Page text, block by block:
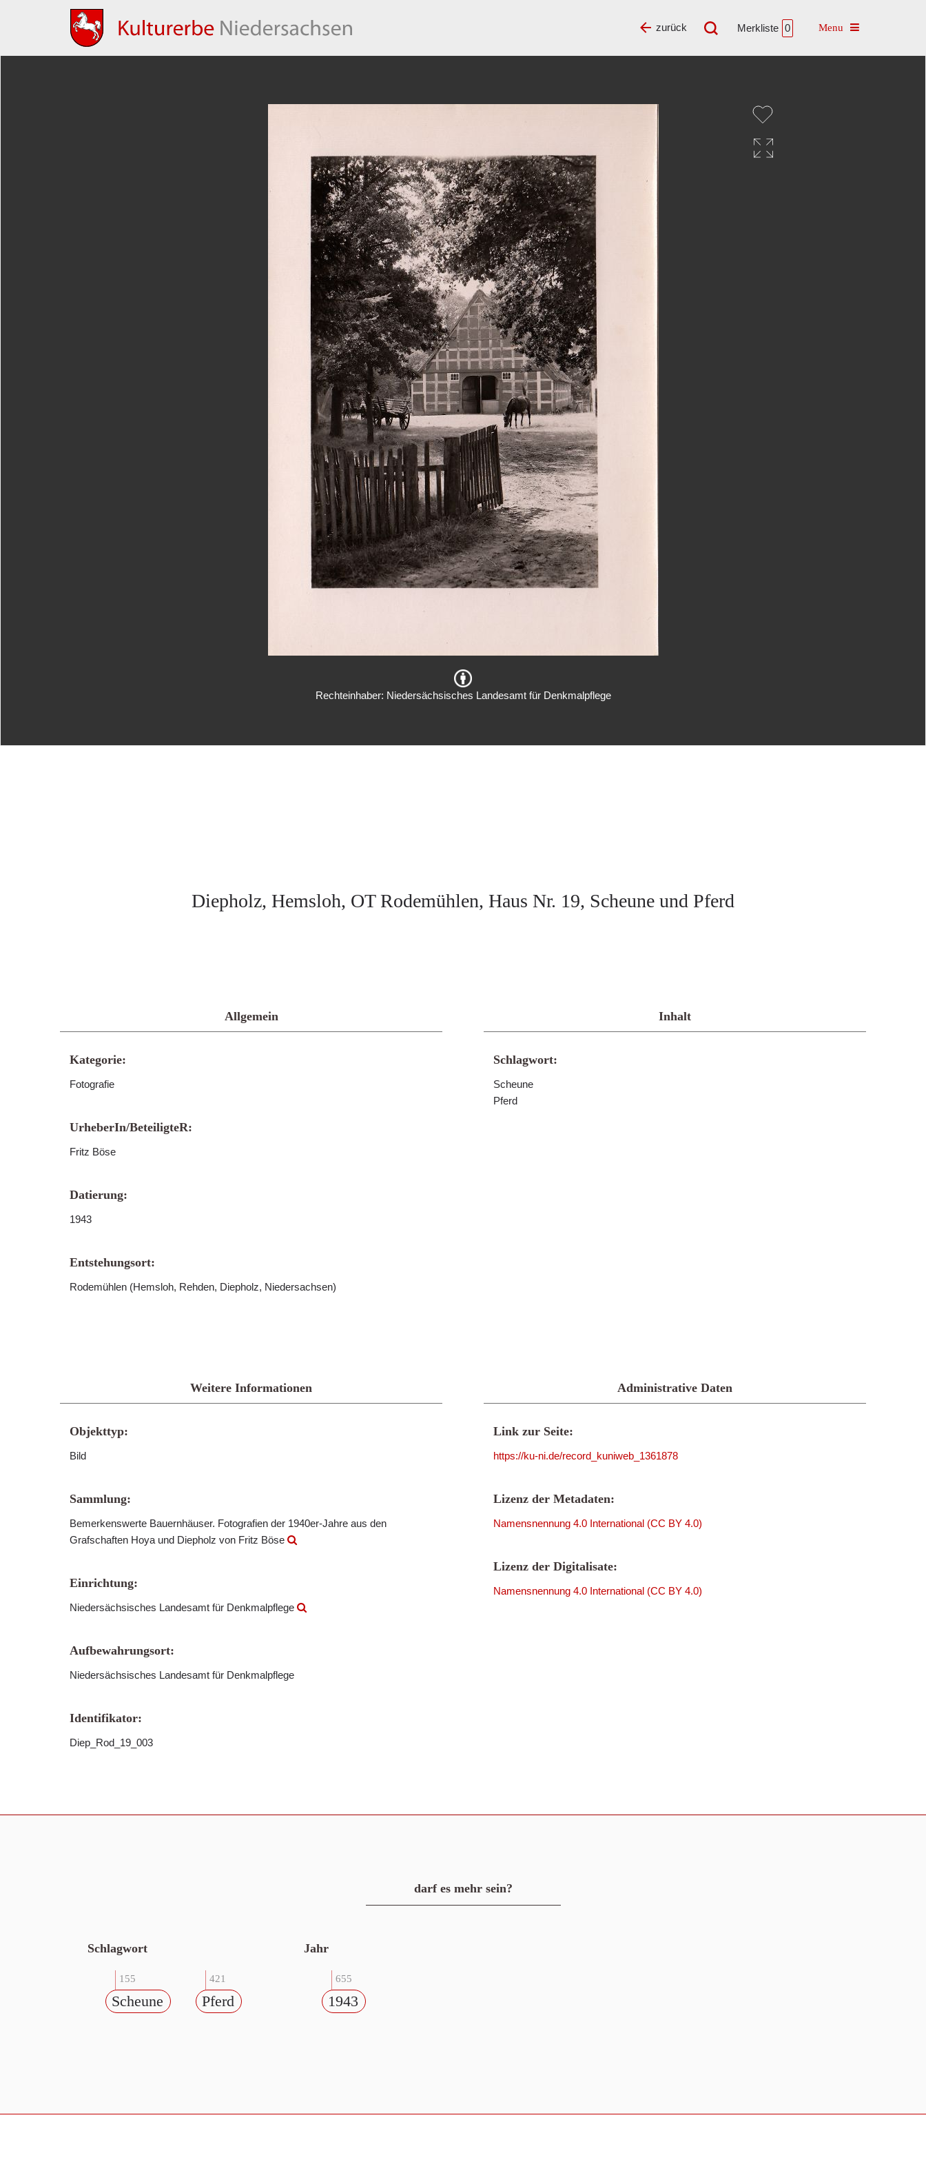
Merkliste 0 Toggle navigation
zurück
Rechteinhaber: Niedersächsisches Landesamt für Denkmalpflege
Diepholz, Hemsloh, OT Rodemühlen, Haus Nr. 19, Scheune und Pferd
Allgemein
Kategorie:
Fotografie
UrheberIn/BeteiligteR:
Fritz Böse
Datierung:
1943
Entstehungsort:
Rodemühlen (Hemsloh, Rehden, Diepholz, Niedersachsen)
Inhalt
Schlagwort:
Scheune
Pferd
Weitere Informationen
Objekttyp:
Bild
Sammlung:
Bemerkenswerte Bauernhäuser. Fotografien der 1940er-Jahre aus den
Grafschaften Hoya und Diepholz von Fritz Böse
Einrichtung:
Niedersächsisches Landesamt für Denkmalpflege
Aufbewahrungsort:
Niedersächsisches Landesamt für Denkmalpflege
Identifikator:
Diep_Rod_19_003
Administrative Daten
Link zur Seite:
https://ku-ni.de/record_kuniweb_1361878
Lizenz der Metadaten:
Namensnennung 4.0 International (CC BY 4.0)
Lizenz der Digitalisate:
Namensnennung 4.0 International (CC BY 4.0)
darf es mehr sein?
Schlagwort
155
Scheune
421
Pferd
Jahr
655
1943